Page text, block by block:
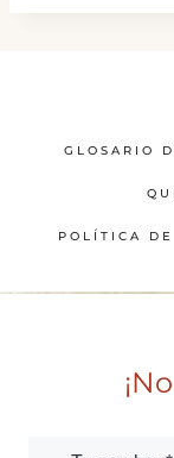
GLOSARIO
POLÍTICA